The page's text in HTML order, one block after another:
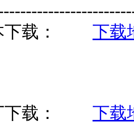
下载： 下载
下载： 下载